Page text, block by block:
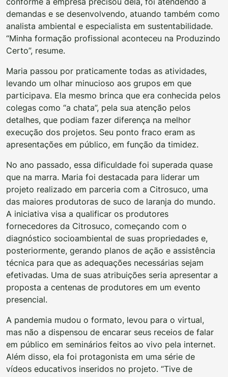
demandas e se desenvolvendo, atuando também como
analista ambiental e especialista em sustentabilidade.
“Minha formação profissional aconteceu na Produzindo
Certo”, resume.
Maria passou por praticamente todas as atividades,
levando um olhar minucioso aos grupos em que
participava. Ela mesmo brinca que era conhecida pelos
colegas como “a chata”, pela sua atenção pelos
detalhes, que podiam fazer diferença na melhor
execução dos projetos. Seu ponto fraco eram as
apresentações em público, em função da timidez.
No ano passado, essa dificuldade foi superada quase
que na marra. Maria foi destacada para liderar um
projeto realizado em parceria com a Citrosuco, uma
das maiores produtoras de suco de laranja do mundo.
A iniciativa visa a qualificar os produtores
fornecedores da Citrosuco, começando com o
diagnóstico socioambiental de suas propriedades e,
posteriormente, gerando planos de ação e assistência
técnica para que as adequações necessárias sejam
efetivadas. Uma de suas atribuições seria apresentar a
proposta a centenas de produtores em um evento
presencial.
A pandemia mudou o formato, levou para o virtual,
mas não a dispensou de encarar seus receios de falar
em público em seminários feitos ao vivo pela internet.
Além disso, ela foi protagonista em uma série de
vídeos educativos inseridos no projeto. “Tive de